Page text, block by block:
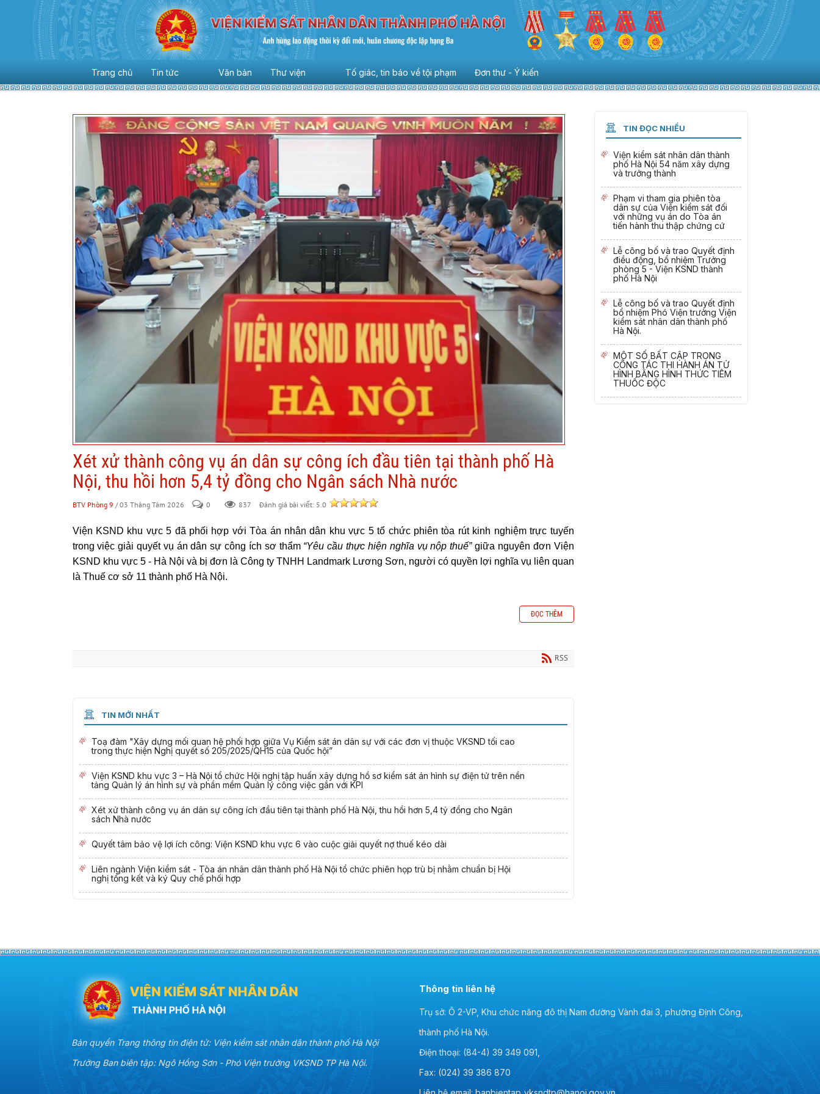
Trang chủ Tin tức Văn bản Thư viện Tố giác, tin báo về tội phạm Đơn thư - Ý kiến
Xét xử thành công vụ án dân sự công ích đầu tiên tại thành phố Hà
Nội, thu hồi hơn 5,4 tỷ đồng cho Ngân sách Nhà nước
BTV Phòng 9 / 03 Tháng Tám 2026 0 837 Đánh giá bài viết: 5.0
Viện KSND khu vực 5 đã phối hợp với Tòa án nhân dân khu vực 5 tổ chức phiên tòa rút kinh nghiệm trực tuyến
trong việc giải quyết vụ án dân sự công ích sơ thẩm “Yêu cầu thực hiện nghĩa vụ nộp thuế”giữa nguyên đơn Viện
KSND khu vực 5 - Hà Nội và bị đơn là Công ty TNHH Landmark Lương Sơn, người có quyền lợi nghĩa vụ liên quan
là Thuế cơ sở 11 thành phố Hà Nội.
ĐỌC THÊM
RSS
TIN MỚI NHẤT
Toạ đàm "Xây dựng mối quan hệ phối hợp giữa Vụ Kiểm sát án dân sự với các đơn vị thuộc VKSND tối cao
trong thực hiện Nghị quyết số 205/2025/QH15 của Quốc hội”
Viện KSND khu vực 3 – Hà Nội tổ chức Hội nghị tập huấn xây dựng hồ sơ kiểm sát án hình sự điện tử trên nền
tảng Quản lý án hình sự và phần mềm Quản lý công việc gắn với KPI
Xét xử thành công vụ án dân sự công ích đầu tiên tại thành phố Hà Nội, thu hồi hơn 5,4 tỷ đồng cho Ngân
sách Nhà nước
Quyết tâm bảo vệ lợi ích công: Viện KSND khu vực 6 vào cuộc giải quyết nợ thuế kéo dài
Liên ngành Viện kiểm sát - Tòa án nhân dân thành phố Hà Nội tổ chức phiên họp trù bị nhằm chuẩn bị Hội
nghị tổng kết và ký Quy chế phối hợp
TIN ĐỌC NHIỀU
Viện kiểm sát nhân dân thành
phố Hà Nội 54 năm xây dựng
và trưởng thành
Phạm vi tham gia phiên tòa
dân sự của Viện kiểm sát đối
với những vụ án do Tòa án
tiến hành thu thập chứng cứ
Lễ công bố và trao Quyết định
điều động, bổ nhiệm Trưởng
phòng 5 - Viện KSND thành
phố Hà Nội
Lễ công bố và trao Quyết định
bổ nhiệm Phó Viện trưởng Viện
kiểm sát nhân dân thành phố
Hà Nội.
MỘT SỐ BẤT CẬP TRONG
CÔNG TÁC THI HÀNH ÁN TỬ
HÌNH BẰNG HÌNH THỨC TIÊM
THUỐC ĐỘC
Bản quyền Trang thông tin điện tử: Viện kiểm sát nhân dân thành phố Hà Nội
Trưởng Ban biên tập: Ngô Hồng Sơn - Phó Viện trưởng VKSND TP Hà Nội.
Thông tin liên hệ
Trụ sở: Ô 2-VP, Khu chức năng đô thị Nam đường Vành đai 3, phường Định Công,
thành phố Hà Nội.
Điện thoại: (84-4) 39 349 091,
Fax: (024) 39 386 870